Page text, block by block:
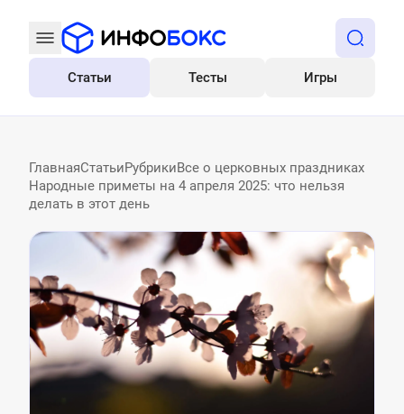
Все
Статьи Тесты Игры
ГлавнаяСтатьиРубрикиВсе о церковных праздниках
Народные приметы на 4 апреля 2025: что нельзя
делать в этот день